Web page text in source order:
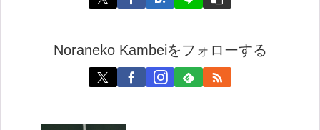
Noraneko Kambeiをフォローする